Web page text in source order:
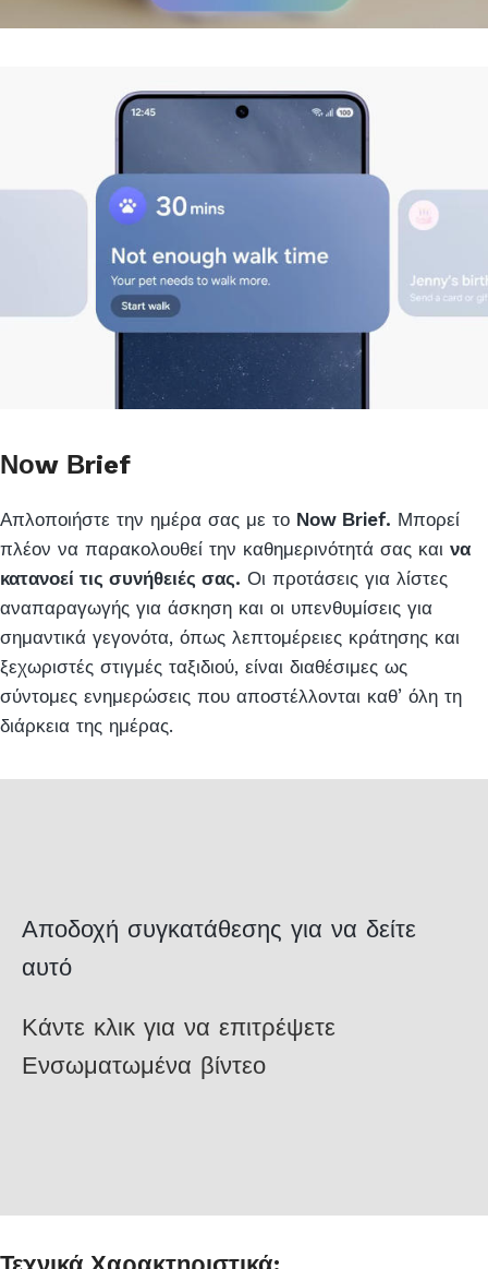
Νοw Βrief
Απλοποιήστε την ημέρα σας με το Νοw Βrief. Μπορεί
πλέον να παρακολουθεί την καθημερινότητά σας και να
κατανοεί τις συνήθειές σας. Οι προτάσεις για λίστες
αναπαραγωγής για άσκηση και οι υπενθυμίσεις για
σημαντικά γεγονότα, όπως λεπτομέρειες κράτησης και
ξεχωριστές στιγμές ταξιδιού, είναι διαθέσιμες ως
σύντομες ενημερώσεις που αποστέλλονται καθ’ όλη τη
διάρκεια της ημέρας.
Αποδοχή συγκατάθεσης για να δείτε
αυτό
Κάντε κλικ για να επιτρέψετε
Ενσωματωμένα βίντεο